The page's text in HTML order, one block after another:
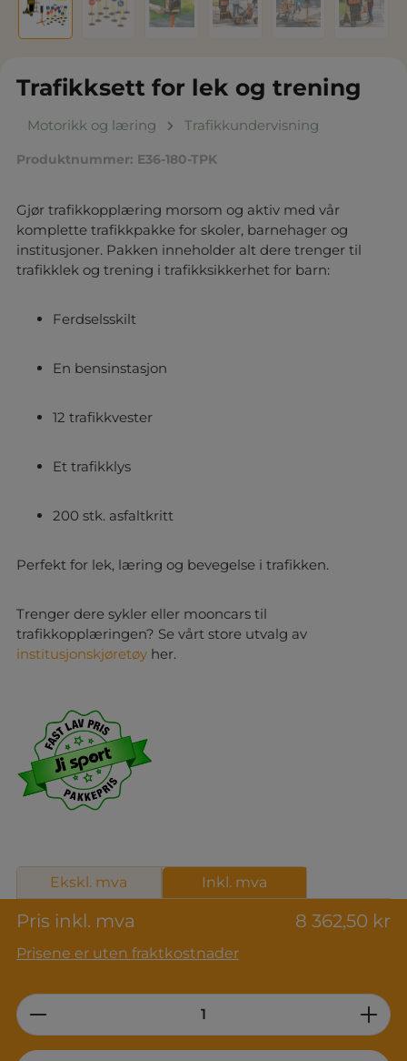
Trafikksett for lek og trening
Motorikk og læring Trafikkundervisning
Produktnummer: E36-180-TPK
Gjør trafikkopplæring morsom og aktiv med vår
komplette trafikkpakke for skoler, barnehager og
institusjoner. Pakken inneholder alt dere trenger til
trafikklek og trening i trafikksikkerhet for barn:
Ferdselsskilt
En bensinstasjon
12 trafikkvester
Et trafikklys
200 stk. asfaltkritt
Perfekt for lek, læring og bevegelse i trafikken.
Trenger dere sykler eller mooncars til
trafikkopplæringen? Se vårt store utvalg av
institusjonskjøretøyher.
Pris inkl. mva 8 362,50 kr
Prisene er uten fraktkostnader
Ekskl. mva Inkl. mva
Product Quantity: Enter the desired